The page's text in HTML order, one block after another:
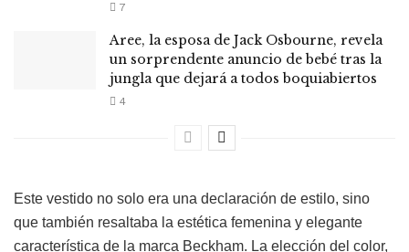
7
Aree, la esposa de Jack Osbourne, revela
un sorprendente anuncio de bebé tras la
jungla que dejará a todos boquiabiertos
4
Este vestido no solo era una declaración de estilo, sino
que también resaltaba la estética femenina y elegante
característica de la marca Beckham. La elección del color,